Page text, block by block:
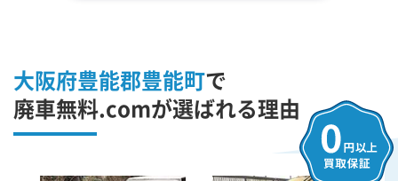
大阪府豊能郡豊能町で
廃車無料.comが選ばれる理由